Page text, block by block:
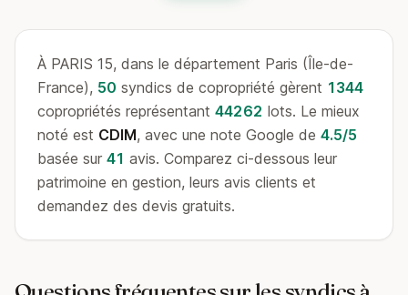
À PARIS 15, dans le département Paris (Île-de-
France), 50 syndics de copropriété gèrent 1344
copropriétés représentant 44262 lots. Le mieux
noté est CDIM, avec une note Google de 4.5/5
basée sur 41 avis. Comparez ci-dessous leur
patrimoine en gestion, leurs avis clients et
demandez des devis gratuits.